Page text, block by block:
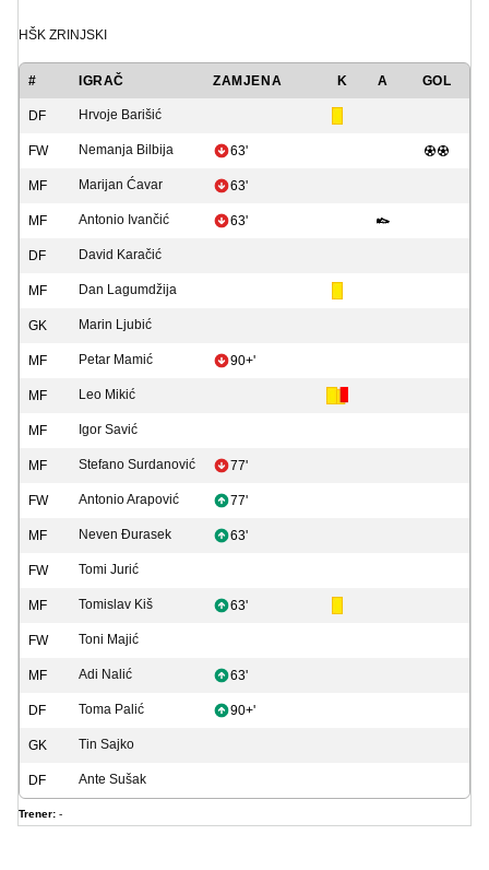
HŠK ZRINJSKI
# IGRAČ ZAMJENA K A GOL
DF Hrvoje Barišić
FW Nemanja Bilbija 63'
MF Marijan Ćavar 63'
MF Antonio Ivančić 63'
DF David Karačić
MF Dan Lagumdžija
GK Marin Ljubić
MF Petar Mamić 90+'
MF Leo Mikić
MF Igor Savić
MF Stefano Surdanović 77'
FW Antonio Arapović 77'
MF Neven Đurasek 63'
FW Tomi Jurić
MF Tomislav Kiš 63'
FW Toni Majić
MF Adi Nalić 63'
DF Toma Palić 90+'
GK Tin Sajko
DF Ante Sušak
Trener: -